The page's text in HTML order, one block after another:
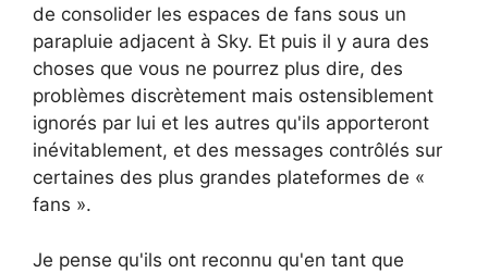
de consolider les espaces de fans sous un
parapluie adjacent à Sky. Et puis il y aura des
choses que vous ne pourrez plus dire, des
problèmes discrètement mais ostensiblement
ignorés par lui et les autres qu'ils apporteront
inévitablement, et des messages contrôlés sur
certaines des plus grandes plateformes de «
fans ».
Je pense qu'ils ont reconnu qu'en tant que